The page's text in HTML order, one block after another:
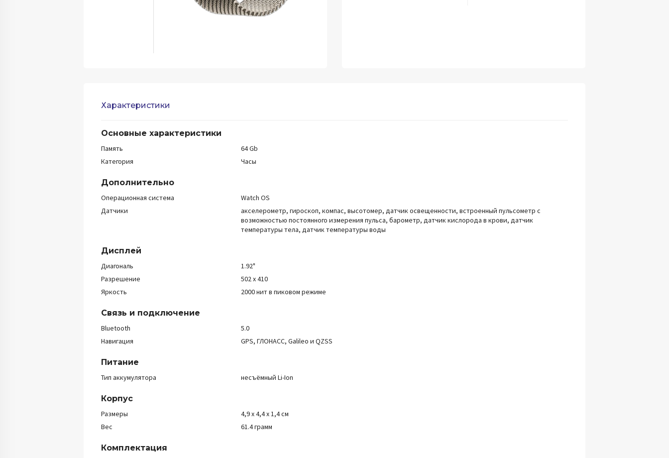
Характеристики
Основные характеристики
Память
64 Gb
Категория
Часы
Дополнительно
Операционная система
Watch OS
Датчики
акселерометр, гироскоп, компас, высотомер, датчик освещенности, встроенный пульсометр с
возможностью постоянного измерения пульса, барометр, датчик кислорода в крови, датчик
температуры тела, датчик температуры воды
Дисплей
Диагональ
1.92"
Разрешение
502 x 410
Яркость
2000 нит в пиковом режиме
Связь и подключение
Bluetooth
5.0
Навигация
GPS, ГЛОНАСС, Galileo и QZSS
Питание
Тип аккумулятора несъёмный Li-Ion
Корпус
Размеры
4,9 x 4,4 x 1,4 см
Вес
61.4 грамм
Комплектация